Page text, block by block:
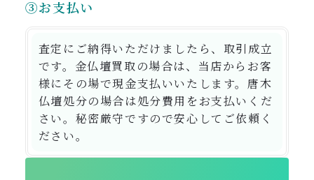
③お支払い
査定にご納得いただけましたら、取引成立
です。金仏壇買取の場合は、当店からお客
様にその場で現金支払いいたします。唐木
仏壇処分の場合は処分費用をお支払いくだ
さい。秘密厳守ですので安心してご依頼く
ださい。